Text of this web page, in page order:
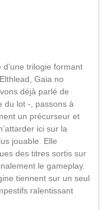
trilogie formant
Gaia no
déjà parlé de
du lot -, passons à
un précurseur et
ici sur la
jouable. Elle
des titres sortis sur
le gameplay.
tiennent sur un seul
ralentissant